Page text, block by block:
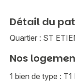
Détail du
Quartier : ST
Nos
1 bien de type : T1